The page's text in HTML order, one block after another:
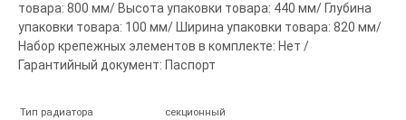
товара: 800 мм/ Высота упаковки товара: 440 мм/ Глубина
упаковки товара: 100 мм/ Ширина упаковки товара: 820 мм/
Набор крепежных элементов в комплекте: Нет /
Гарантийный документ: Паспорт
Тип радиатора
секционный